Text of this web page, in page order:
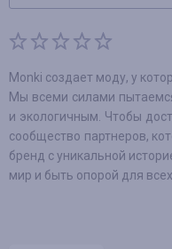
Monki создает моду, у
Мы всеми силами
и экологичным. Чтобы
сообщество партнеров,
бренд с уникальной
мир и быть опорой для